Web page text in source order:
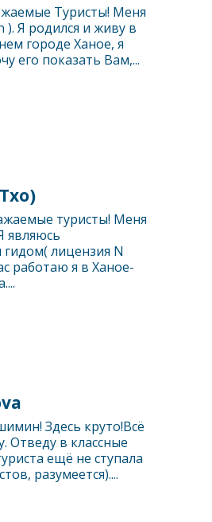
Туристы! Меня
). Я родился и живу в
городе Ханое, я
его показать Вам,...
туристы! Меня
являюсь
лицензия N
работаю я в Ханое-
Здесь круто!Всё
Отведу в классные
ещё не ступала
разумеется)....